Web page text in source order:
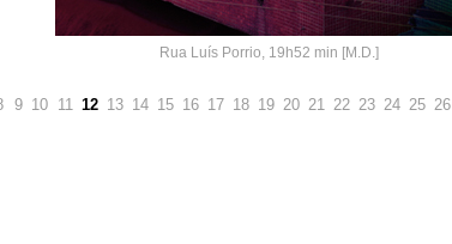
Rua Luís Porrio, 19h52 min [M.D.]
9 10 11 12 13 14 15 16 17 18 19 20 21 22 23 24 25 26